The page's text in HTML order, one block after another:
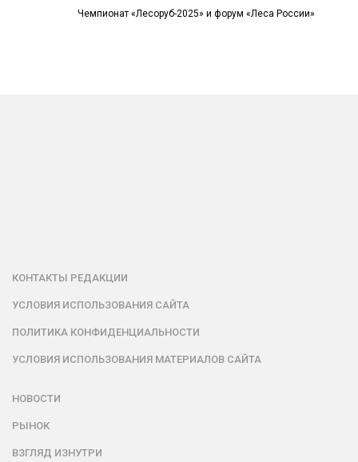
Чемпионат «Лесоруб-2025» и форум «Леса России»
КОНТАКТЫ РЕДАКЦИИ
УСЛОВИЯ ИСПОЛЬЗОВАНИЯ САЙТА
ПОЛИТИКА КОНФИДЕНЦИАЛЬНОСТИ
УСЛОВИЯ ИСПОЛЬЗОВАНИЯ МАТЕРИАЛОВ САЙТА
НОВОСТИ
РЫНОК
ВЗГЛЯД ИЗНУТРИ